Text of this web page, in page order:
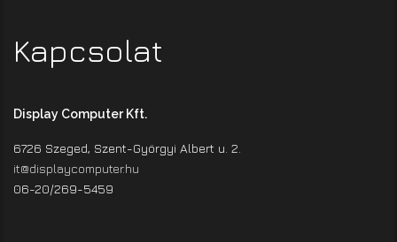
Kapcsolat
Display Computer Kft.
6726 Szeged, Szent-Györgyi Albert u. 2.
it@displaycomputer.hu
06-20/269-5459